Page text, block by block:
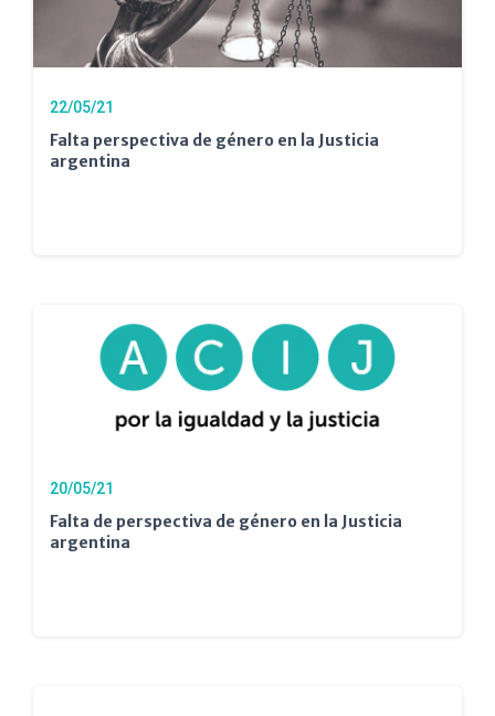
22/05/21
Falta perspectiva de género en la Justicia
argentina
20/05/21
Falta de perspectiva de género en la Justicia
argentina